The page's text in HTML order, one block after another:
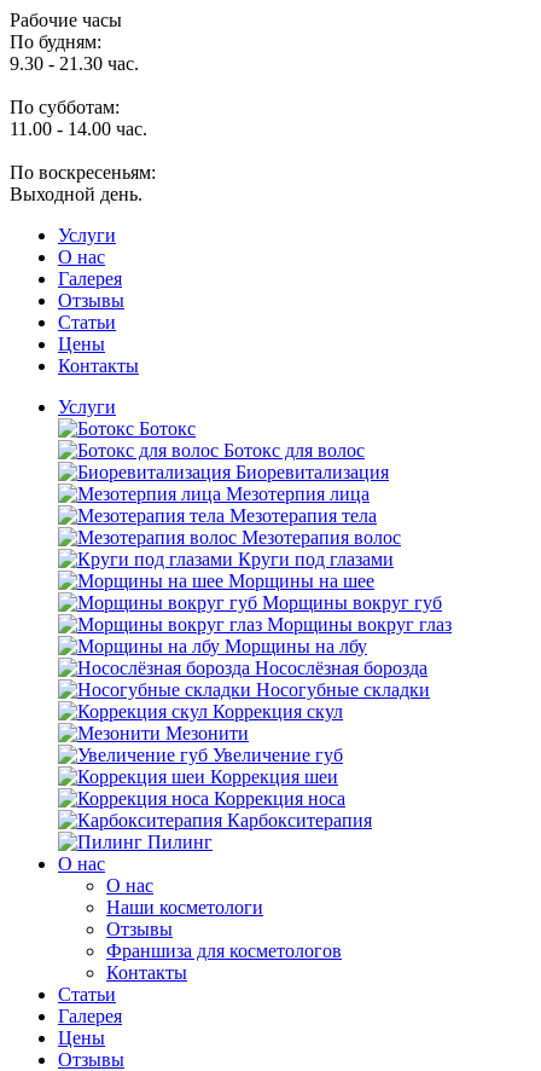
Рабочие часы
По будням:
9.30 - 21.30 час.
По субботам:
11.00 - 14.00 час.
По воскресеньям:
Выходной день.
Услуги
O нас
Галерея
Отзывы
Статьи
Цены
Контакты
Услуги
Ботокс
Ботокс для волос
Биоревитализация
Мезотерпия лица
Мезотерапия тела
Мезотерапия волос
Круги под глазами
Морщины на шее
Морщины вокруг губ
Морщины вокруг глаз
Морщины на лбу
Носослёзная борозда
Носогубные складки
Коррекция скул
Мезонити
Увеличение губ
Коррекция шеи
Коррекция носа
Карбокситерапия
Пилинг
O нас
O нас
Наши косметологи
Отзывы
Франшиза для косметологов
Контакты
Статьи
Галерея
Цены
Отзывы